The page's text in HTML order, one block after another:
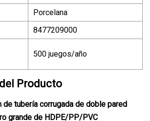
Porcelana
8477209000
500 juegos/año
Producto
de tubería corrugada de doble pared
grande de HDPE/PP/PVC